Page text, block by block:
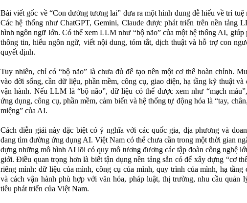
Bài viết gốc về “Con đường tương lai” đưa ra một hình dung dễ hiểu về trí tuệ
Các hệ thống như ChatGPT, Gemini, Claude được phát triển trên nền tảng
hình ngôn ngữ lớn. Có thể xem LLM như “bộ não” của một hệ thống AI, giúp
thông tin, hiểu ngôn ngữ, viết nội dung, tóm tắt, dịch thuật và hỗ trợ con
quyết định.
Tuy nhiên, chỉ có “bộ não” là chưa đủ để tạo nên một cơ thể hoàn chỉnh.
vào đời sống, cần dữ liệu, phần mềm, công cụ, giao diện, hạ tầng kỹ thuật và
vận hành. Nếu LLM là “bộ não”, dữ liệu có thể được xem như “mạch
ứng dụng, công cụ, phần mềm, cảm biến và hệ thống tự động hóa là “tay,
miệng” của AI.
Cách diễn giải này đặc biệt có ý nghĩa với các quốc gia, địa phương và
đang tìm đường ứng dụng AI. Việt Nam có thể chưa cần trong một thời gian
dựng những mô hình AI lõi có quy mô tương đương các tập đoàn công nghệ
giới. Điều quan trọng hơn là biết tận dụng nền tảng sẵn có để xây dựng “cơ
riêng mình: dữ liệu của mình, công cụ của mình, quy trình của mình, hạ tầng
và cách vận hành phù hợp với văn hóa, pháp luật, thị trường, nhu cầu quản
tiêu phát triển của Việt Nam.